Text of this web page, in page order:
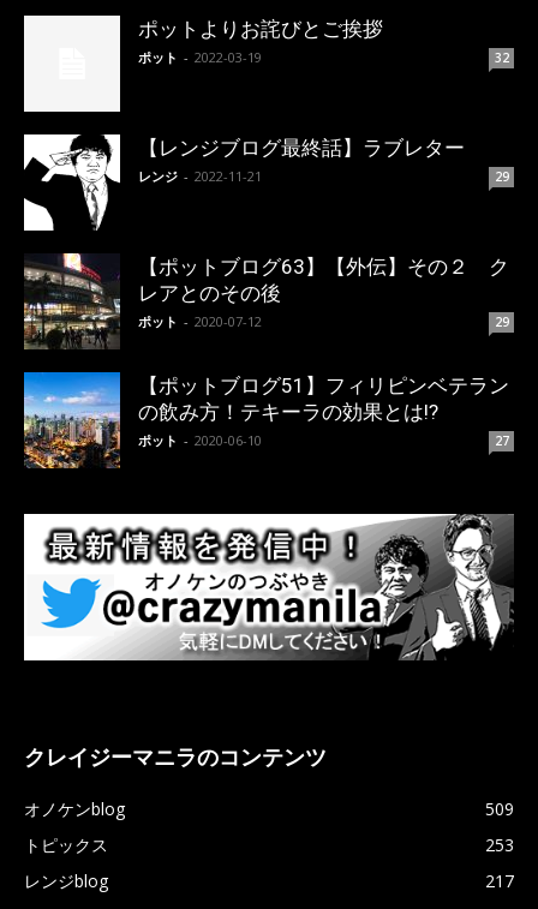
ポットよりお詫びとご挨拶
ポット - 2022-03-19 32
【レンジブログ最終話】ラブレター
レンジ - 2022-11-21 29
【ポットブログ63】【外伝】その２ ク
レアとのその後
ポット - 2020-07-12 29
【ポットブログ51】フィリピンベテラン
の飲み方！テキーラの効果とは!?
ポット - 2020-06-10 27
クレイジーマニラのコンテンツ
オノケンblog
509
トピックス
253
レンジblog
217